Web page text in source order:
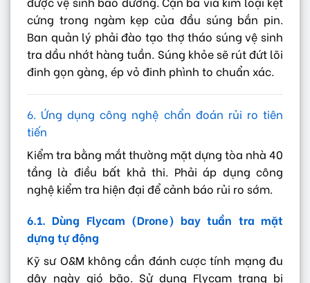
cứng trong ngàm kẹp của đầu súng bắn pin.
Ban quản lý phải đào tạo thợ tháo súng vệ sinh
tra dầu nhớt hàng tuần. Súng khỏe sẽ rút đứt lõi
đinh gọn gàng, ép vỏ đinh phình to chuẩn xác.
6. Ứng dụng công nghệ chẩn đoán rủi ro tiên
tiến
Kiểm tra bằng mắt thường mặt dựng tòa nhà 40
tầng là điều bất khả thi. Phải áp dụng công
nghệ kiểm tra hiện đại để cảnh báo rủi ro sớm.
6.1. Dùng Flycam (Drone) bay tuần tra mặt
dựng tự động
Kỹ sư O&M không cần đánh cược tính mạng đu
dây ngày gió bão. Sử dụng Flycam trang bị